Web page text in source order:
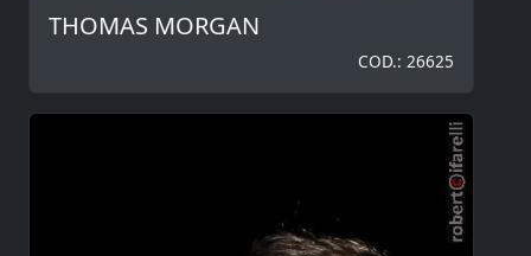
THOMAS MORGAN
COD.: 26625